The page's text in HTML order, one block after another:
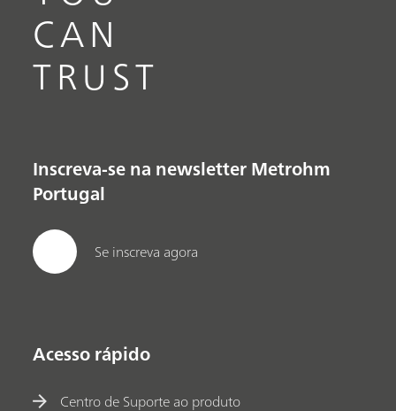
CAN
TRUST
Inscreva-se na newsletter Metrohm
Portugal
Se inscreva agora
Acesso rápido
Centro de Suporte ao produto